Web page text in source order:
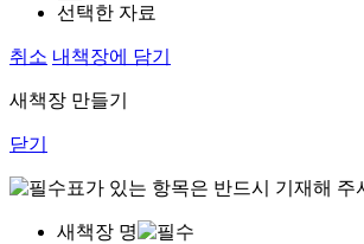
선택한 자료
취소 내책장에 담기
새책장 만들기
닫기
표가 있는 항목은 반드시 기재해 주
새책장 명